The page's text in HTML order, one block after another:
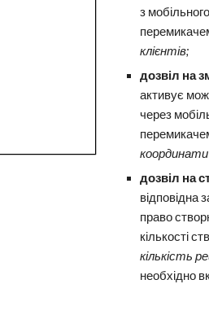
з
клієнтів;
дозвіл на
активує
через
дозвіл на
відповідна
право
кількості
кількість
необхідно